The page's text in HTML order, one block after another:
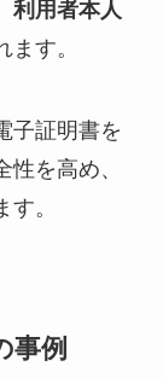
利用者本人
す。
子証明書を
を高め、
。
事例